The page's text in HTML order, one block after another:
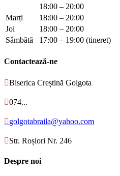
18:00 – 20:00
Marți
18:00 – 20:00
Joi
18:00 – 20:00
Sâmbătă
17:00 – 19:00 (tineret)
Contactează-ne
Biserica Creștină Golgota
074...
golgotabraila@yahoo.com
Str. Roșiori Nr. 246
Despre noi